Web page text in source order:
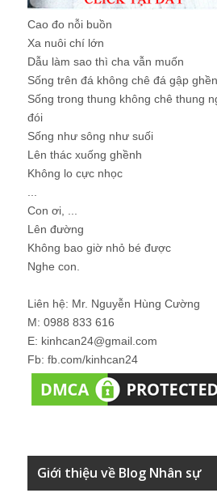
Cao đo nỗi buồn
Xa nuôi chí lớn
Dẫu làm sao thì cha vẫn muốn
Sống trên đá không chê đá gập
Sống trong thung không chê thung
đói
Sống như sông như suối
Lên thác xuống ghềnh
Không lo cực nhọc
Con ơi, ...
Lên đường
Không bao giờ nhỏ bé được
Nghe con.
Liên hệ: Mr. Nguyễn Hùng Cường
M: 0988 833 616
E: kinhcan24@gmail.com
Fb: fb.com/kinhcan24
Giới thiệu về Blog Nhân sự